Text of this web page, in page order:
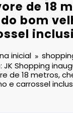
de 18
bom
inicial
JK Shopping
de 18 metros,
e carrossel